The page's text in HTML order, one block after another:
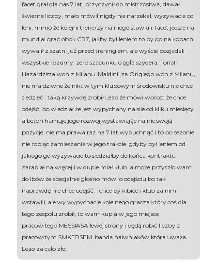
facet grał dla nas 7 lat, przyczynił do mistrzostwa, dawał
świetne liczby, mało mówił nigdy nie narzekał, wyzywacie od
leni, mimo że kolejni trenerzy na niego stawiali. facet jedzie na
mundial grać obok CR7, jakby był leniem to by go na kopach
wywalił z szatni już przed treningiem. ale wyście pozjadali
wszystkie rozumy. zero szacunku ciągła szydera. Tonali
Hazardzista won z Milanu. Maldinii za Origiego won z Milanu,
nie ma dziwne że nikt w tym klubowym środowisku nie chce
siedzieć . taką krzywdę zrobił Leao że mówi wprost że chce
odejść, bo wiedział że jest wypychany na siłe od kilku miesięcy
a beton hamuje jego rozwój wystawiając na nie swoją
pozycje. nie ma prawa raz na 7 lat wybuchnąć i to po sezonie
nie robiąc zamieszania w jego trakcie. gdyby był leniem od
jakiego go wyzywacie to siedziałby do końca kontraktu
zarabiał najwięcej i w dupie miał klub. a może przyszło wam
do łbów że specjalnie głośno mówi o odejściu bo tak
naprawdę nie chce odejść, i chce by kibice i klub za nim
wstawili, ale wy wypychacie kolejnego gracza który coś dla
tego zespołu zrobił, to wam kupią w jego miejsce
pracowitego MESSIASA lewej strony i będą robić liczby z
pracowitym SNIKERSEM. banda naiwniaków która uważa
Leao za cało zło.